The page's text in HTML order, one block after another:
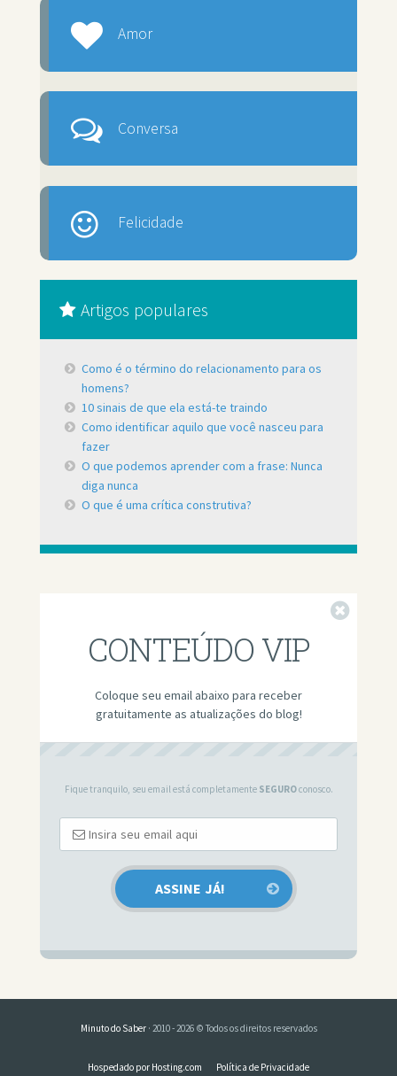
Amor
Conversa
Felicidade
Artigos populares
Como é o término do relacionamento para os
homens?
10 sinais de que ela está-te traindo
Como identificar aquilo que você nasceu para
fazer
O que podemos aprender com a frase: Nunca
diga nunca
O que é uma crítica construtiva?
CONTEÚDO VIP
Coloque seu email abaixo para receber
gratuitamente as atualizações do blog!
Fique tranquilo, seu email está completamente SEGUROconosco.
Minuto do Saber· 2010 - 2026 © Todos os direitos reservados
Hospedado por Hosting.com Política de Privacidade